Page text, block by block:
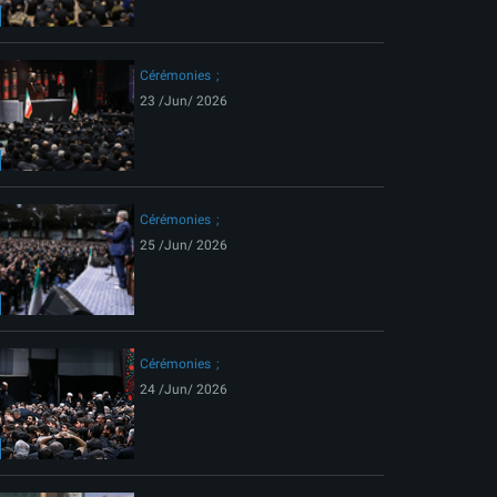
Cérémonies
23 /Jun/ 2026
Cérémonies
25 /Jun/ 2026
Cérémonies
24 /Jun/ 2026